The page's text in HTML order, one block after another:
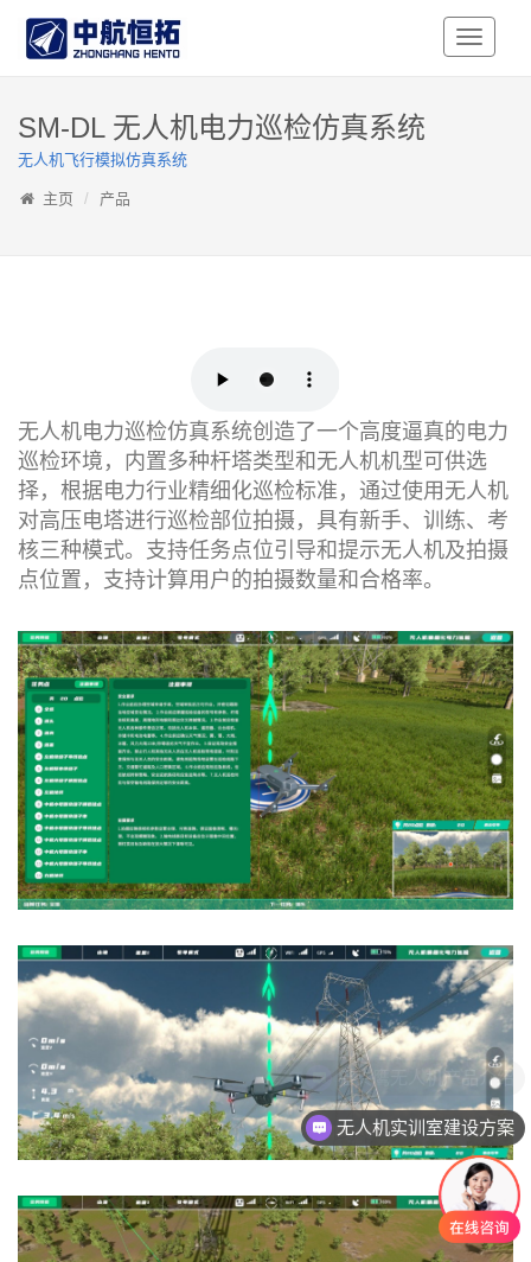
Toggle
SM-DL 无人机电力巡检仿真系统
无人机飞行模拟仿真系统
主页 产品
无人机电力巡检仿真系统创造了一个高度逼真的电力
巡检环境，内置多种杆塔类型和无人机机型可供选
择，根据电力行业精细化巡检标准，通过使用无人机
对高压电塔进行巡检部位拍摄，具有新手、训练、考
核三种模式。支持任务点位引导和提示无人机及拍摄
点位置，支持计算用户的拍摄数量和合格率。
无人机实训室建设方案